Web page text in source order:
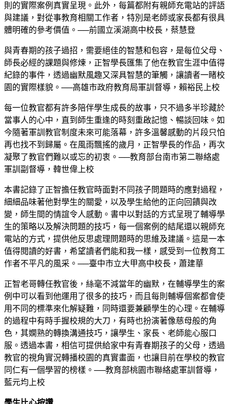
則的實際案例真實呈現。此外，每篇都附有親師充電站的評語
與建議，對從事教育相關工作者，特別是老師或家長都有很具
體明確的參考價值。──前國立溪湖高中校長，蔡慧登
與青春期的孩子過招，需要絕佳的智慧和包容，是每位父母、
師長必經的課題與修煉，正智學長匯集了他在教官生涯中值得
紀錄的事件，透過幽默風趣又深具智慧的筆觸，讓讀者一睹校
園的實際樣貌。──高雄市政府教育局軍訓督導，賴裕民上校
每一位教官都有許多陪伴學生成長的故事，只不過多半珍藏於
當事人的心中，直到師生重逢的時刻重啟記憶、暢談回味。如
今隨著軍訓教官制度未來可能落幕，許多溫馨感動的片段只怕
再也找不到歸屬。在風雨飄搖的歲月，正智學長的作品，再次
凝聚了教官們難以或忘的初衷。──教育部台南市第二聯絡處
軍訓副督導，韓世偉上校
本書記錄了正智擔任教官時面對不同孩子問題時的應對過程，
細細品味著他對學生的關愛，以及學生給他的正向回饋與改
變，師生間的情誼令人感動。書中以對話的方式呈現了輔導學
生的策略以及解決問題的技巧，每一個案例的結尾還以親師充
電站的方式，提供他反思處理問題時的思維及建議。這是一本
值得閱讀的好書，希望讀者們能和我一樣，感受到一位教育工
作者不平凡的風采。──臺中市立大甲高中校長，蕭建華
正智老哥轉任教官後，絲毫不減當年的幽默，在輔導學生的案
例中可以看到他運用了很多的技巧，而且每則輔導個案都會使
用不同的標準來化解疑難，同時還要兼顧學生的心理。在輔導
的過程中有時手握校規的大刀，有時也扮演著像慈母般的角
色，其嫻熟的轉換溝通技巧，讓學生、家長、老師能心服口
服。透過本書，相信可提供給家中有青春期孩子的父母，透過
教官的視角實況轉播校園的真實畫面，也讓目前在學校的教官
同仁有一個學習的榜樣。──教育部桃園市聯絡處軍訓督導，
藍元均上校